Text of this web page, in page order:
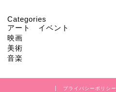
Categories
アート イベント
映画
美術
音楽
プライバシーポリシー